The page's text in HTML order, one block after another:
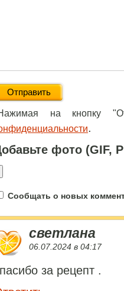
на кнопку
.
фото (GIF,
Сообщать о новых
светлана
06.07.2024 в 04:17
за рецепт .